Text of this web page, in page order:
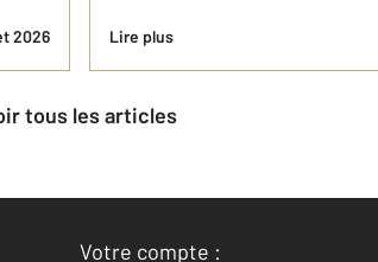
2026 Lire plus
tous les articles
Votre compte :